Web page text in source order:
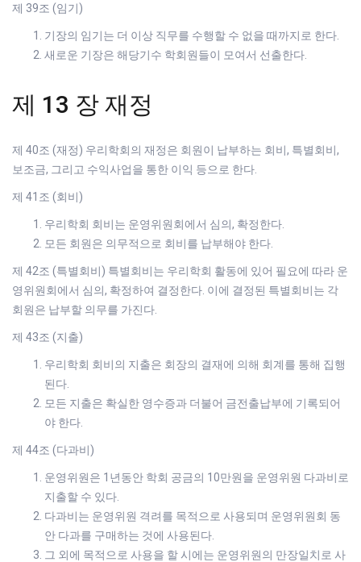
제 39조 (임기)
기장의 임기는 더 이상 직무를 수행할 수 없을 때까지로 한다.
새로운 기장은 해당기수 학회원들이 모여서 선출한다.
제 13 장 재정
제 40조 (재정) 우리학회의 재정은 회원이 납부하는 회비, 특별회비,
보조금, 그리고 수익사업을 통한 이익 등으로 한다.
제 41조 (회비)
우리학회 회비는 운영위원회에서 심의, 확정한다.
모든 회원은 의무적으로 회비를 납부해야 한다.
제 42조 (특별회비) 특별회비는 우리학회 활동에 있어 필요에 따라 운
영위원회에서 심의, 확정하여 결정한다. 이에 결정된 특별회비는 각
회원은 납부할 의무를 가진다.
제 43조 (지출)
우리학회 회비의 지출은 회장의 결재에 의해 회계를 통해 집행
된다.
모든 지출은 확실한 영수증과 더불어 금전출납부에 기록되어
야 한다.
제 44조 (다과비)
운영위원은 1년동안 학회 공금의 10만원을 운영위원 다과비로
지출할 수 있다.
다과비는 운영위원 격려를 목적으로 사용되며 운영위원회 동
안 다과를 구매하는 것에 사용된다.
그 외에 목적으로 사용을 할 시에는 운영위원의 만장일치로 사